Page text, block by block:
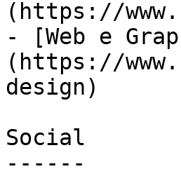
(https://
- [Web e
(https://
design)
Social
------